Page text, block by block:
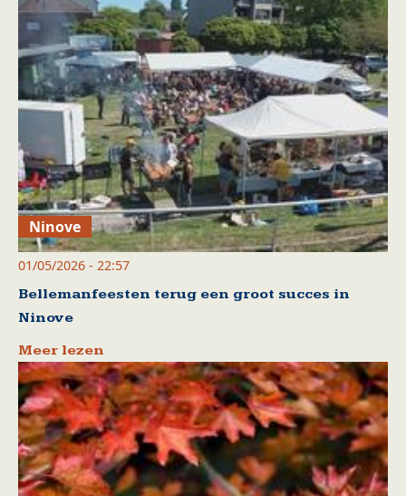
Ninove
01/05/2026 - 22:57
Bellemanfeesten terug een groot succes in
Ninove
Meer lezen